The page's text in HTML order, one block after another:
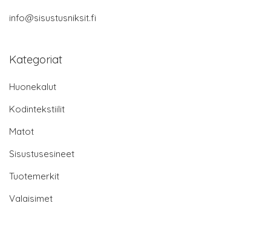
info@sisustusniksit.fi
Kategoriat
Huonekalut
Kodintekstiilit
Matot
Sisustusesineet
Tuotemerkit
Valaisimet